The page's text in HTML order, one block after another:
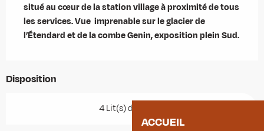
ACCUEIL
situé au cœur de la station village à proximité de tous
les services. Vue  imprenable sur le glacier de
l’Étendard et de la combe Genin, exposition plein Sud.
Disposition
4 Lit(s) double(s)